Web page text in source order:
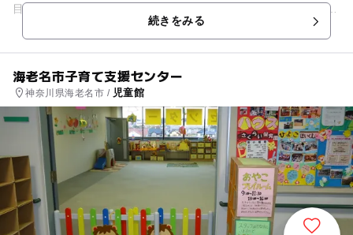
目を引く建物です。 施設には学習室や調理実習室、談話室、レ
続きをみる
海老名市子育て支援センター
神奈川県海老名市 / 児童館